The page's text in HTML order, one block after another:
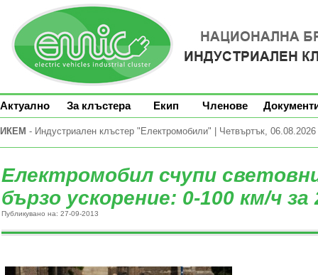
Актуално За клъстера Екип Членове
ИКЕМ - Индустриален клъстер "Електромобили" | Четвъртък, 06.08.2026
Електромобил счупи
бързо ускорение: 0-100 км/ч за
Публикувано на: 27-09-2013